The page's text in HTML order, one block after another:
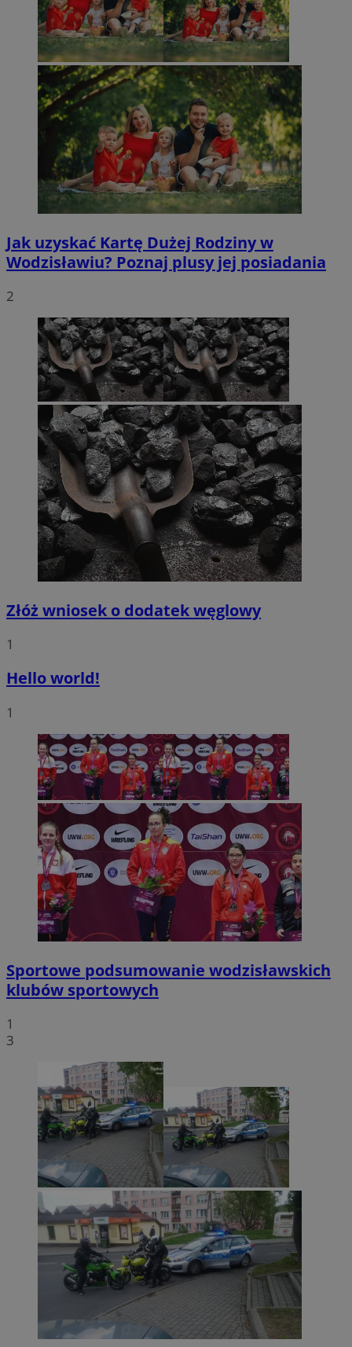
Jak uzyskać Kartę Dużej Rodziny w
Wodzisławiu? Poznaj plusy jej posiadania
2
Złóż wniosek o dodatek węglowy
1
Hello world!
1
Sportowe podsumowanie wodzisławskich
klubów sportowych
1
3